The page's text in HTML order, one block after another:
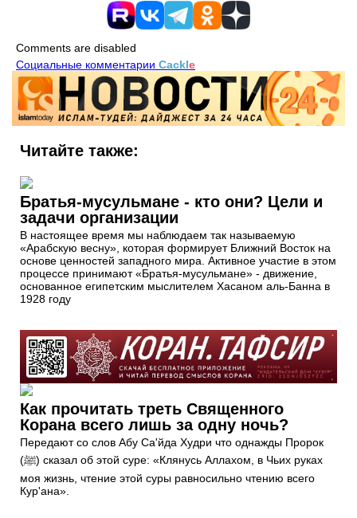
Comments are disabled
Социальные комментарии Cackle
Читайте также:
Братья-мусульмане - кто они? Цели и
задачи организации
В настоящее время мы наблюдаем так называемую
«Арабскую весну», которая формирует Ближний Восток на
основе ценностей западного мира. Активное участие в этом
процессе принимают «Братья-мусульмане» - движение,
основанное египетским мыслителем Хасаном аль-Банна в
1928 году
Как прочитать треть Священного
Корана всего лишь за одну ночь?
Передают со слов Абу Са'йда Худри что однажды Пророк
(ﷺ) сказал об этой суре: «Клянусь Аллахом, в Чьих руках
моя жизнь, чтение этой суры равносильно чтению всего
Кур'ана».